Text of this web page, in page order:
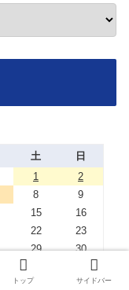
土
日
1
2
8
9
15
16
22
23
29
30
トップ サイドバー